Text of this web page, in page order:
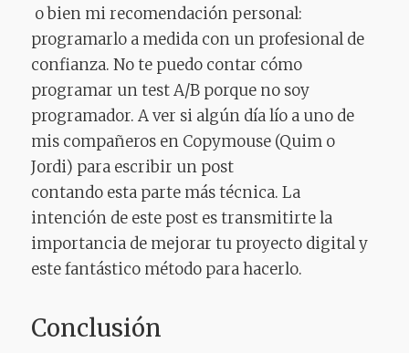
o bien mi recomendación personal:
programarlo a medida con un profesional de
confianza. No te puedo contar cómo
programar un test A/B porque no soy
programador. A ver si algún día lío a uno de
mis compañeros en Copymouse (Quim o
Jordi) para escribir un post
contando esta parte más técnica. La
intención de este post es transmitirte la
importancia de mejorar tu proyecto digital y
este fantástico método para hacerlo.
Conclusión